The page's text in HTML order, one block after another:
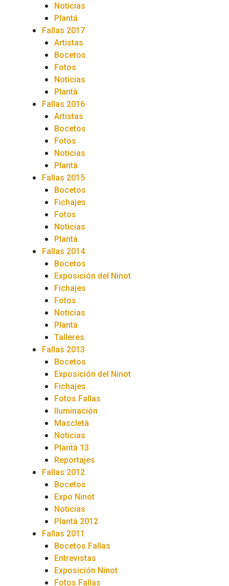
Noticias
Plantá
Fallas 2017
Artistas
Bocetos
Fotos
Noticias
Plantà
Fallas 2016
Artistas
Bocetos
Fotos
Noticias
Plantà
Fallas 2015
Bocetos
Fichajes
Fotos
Noticias
Plantà
Fallas 2014
Bocetos
Exposición del Ninot
Fichajes
Fotos
Noticias
Plantà
Talleres
Fallas 2013
Bocetos
Exposición del Ninot
Fichajes
Fotos Fallas
Iluminación
Mascletà
Noticias
Plantà 13
Reportajes
Fallas 2012
Bocetos
Expo Ninot
Noticias
Plantà 2012
Fallas 2011
Bocetos Fallas
Entrevistas
Exposición Ninot
Fotos Fallas